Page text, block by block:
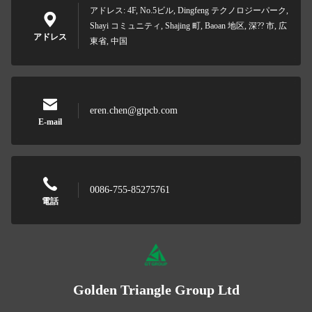
アドレス
アドレス: 4F, No.5ビル, Dingfeng テクノロジーパーク,
Shayi コミュニティ, Shajing 町, Baoan 地区, 深?? 市, 広
東省, 中国
E-mail
eren.chen@gtpcb.com
電話
0086-755-85275761
Golden Triangle Group Ltd